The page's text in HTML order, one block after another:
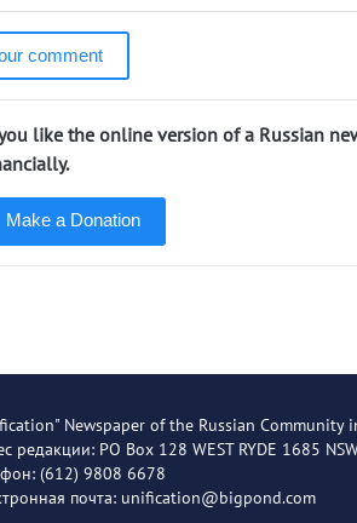
comment
like the online version of a Russian
Make a Donation
Newspaper of the Russian Community
редакции: PO Box 128 WEST RYDE 1685
(612) 9808 6678
почта: unification@bigpond.com